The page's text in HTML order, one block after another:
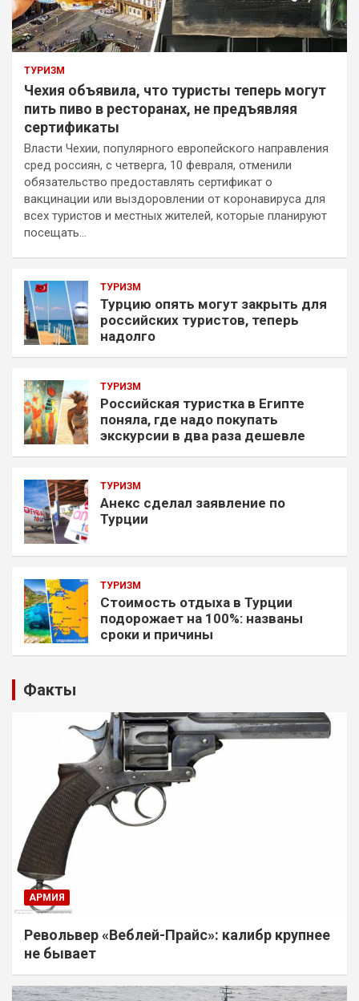
ТУРИЗМ
Чехия объявила, что туристы теперь могут
пить пиво в ресторанах, не предъявляя
сертификаты
Власти Чехии, популярного европейского направления
сред россиян, с четверга, 10 февраля, отменили
обязательство предоставлять сертификат о
вакцинации или выздоровлении от коронавируса для
всех туристов и местных жителей, которые планируют
посещать…
ТУРИЗМ
Турцию опять могут закрыть для
российских туристов, теперь
надолго
ТУРИЗМ
Российская туристка в Египте
поняла, где надо покупать
экскурсии в два раза дешевле
ТУРИЗМ
Анекс сделал заявление по
Турции
ТУРИЗМ
Стоимость отдыха в Турции
подорожает на 100%: названы
сроки и причины
Факты
АРМИЯ
Револьвер «Веблей-Прайс»: калибр крупнее
не бывает